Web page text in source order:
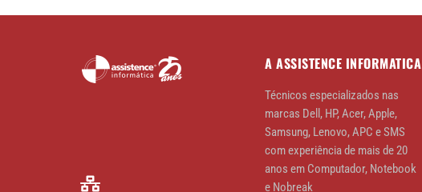
A ASSISTENCE INFORMATICA
Técnicos especializados nas
marcas Dell, HP, Acer, Apple,
Samsung, Lenovo, APC e SMS
com experiência de mais de 20
anos em Computador, Notebook
e Nobreak